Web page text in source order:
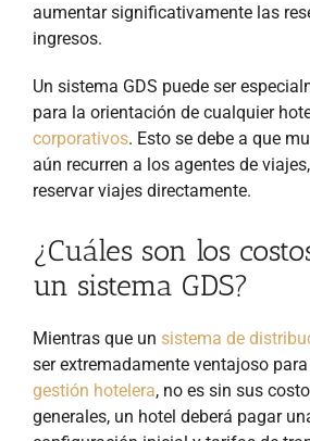
aumentar significativamente las
ingresos.
Un sistema GDS puede ser
para la orientación de cualquier
corporativos. Esto se debe a que
aún recurren a los agentes de
reservar viajes directamente.
¿Cuáles son los
un sistema GDS?
Mientras que un sistema de
ser extremadamente ventajoso
gestión hotelera, no es sin sus
generales, un hotel deberá pagar